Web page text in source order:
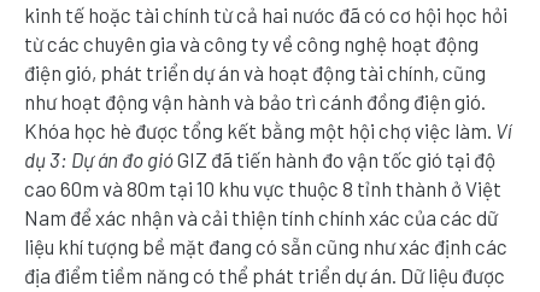
kinh tế hoặc tài chính từ cả hai nước đã có cơ hội học hỏi
từ các chuyên gia và công ty về công nghệ hoạt động
điện gió, phát triển dự án và hoạt động tài chính, cũng
như hoạt động vận hành và bảo trì cánh đồng điện gió.
Khóa học hè được tổng kết bằng một hội chợ việc làm. Ví
dụ 3: Dự án đo gióGIZ đã tiến hành đo vận tốc gió tại độ
cao 60m và 80m tại 10 khu vực thuộc 8 tỉnh thành ở Việt
Nam để xác nhận và cải thiện tính chính xác của các dữ
liệu khí tượng bề mặt đang có sẵn cũng như xác định các
địa điểm tiềm năng có thể phát triển dự án. Dữ liệu được